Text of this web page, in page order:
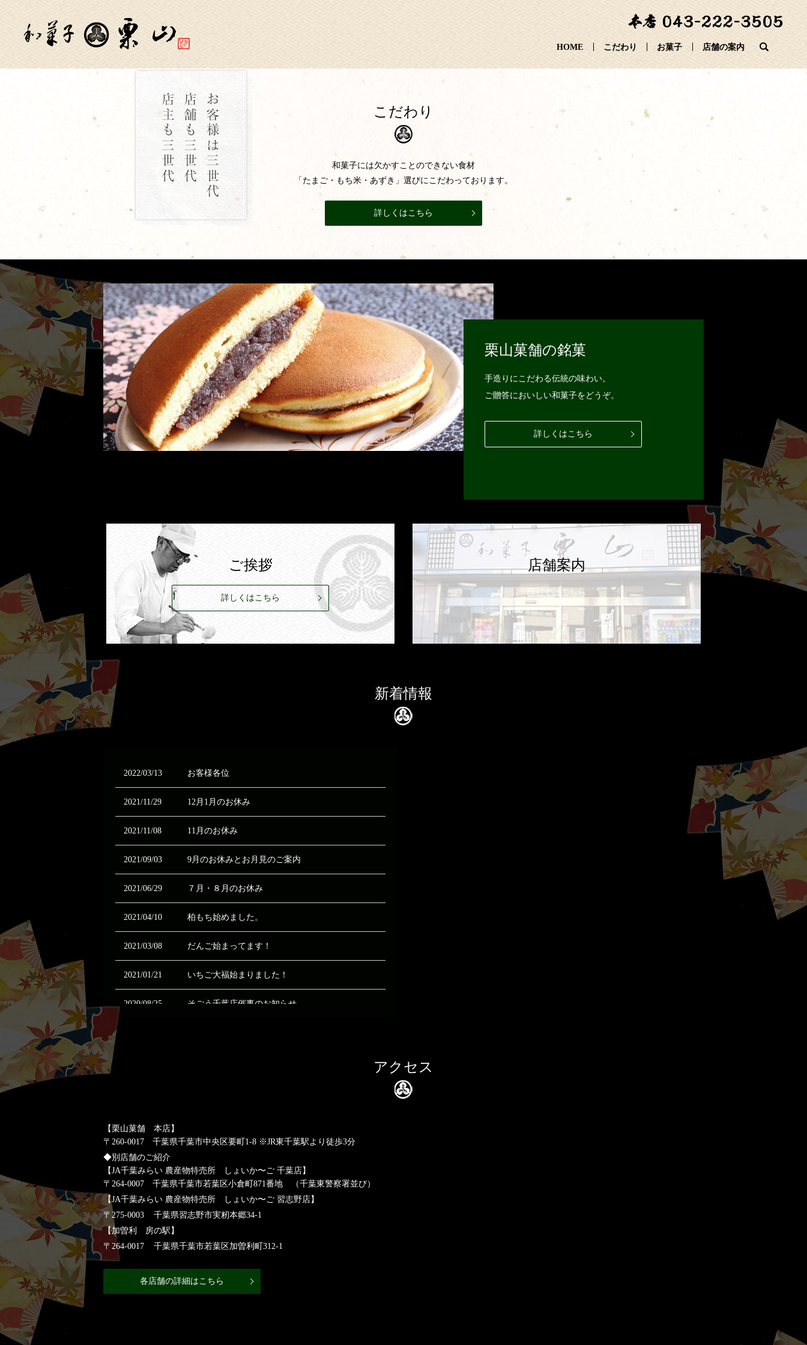
HOME こだわり お菓子 店舗の案内
こだわり
和菓子には欠かすことのできない食材
「たまご・もち米・あずき」選びにこだわっております。
詳しくはこちら
栗山菓舗の銘菓
手造りにこだわる伝統の味わい。
ご贈答においしい和菓子をどうぞ。
詳しくはこちら
ご挨拶
詳しくはこちら
店舗案内
詳しくはこちら
新着情報
2022/03/13 お客様各位
2021/11/29 12月1月のお休み
2021/11/08 11月のお休み
2021/09/03 9月のお休みとお月見のご案内
2021/06/29 ７月・８月のお休み
2021/04/10 柏もち始めました。
2021/03/08 だんご始まってます！
2021/01/21 いちご大福始まりました！
2020/08/25 そごう千葉店催事のお知らせ
アクセス
【栗山菓舗 本店】
〒260-0017 千葉県千葉市中央区要町1-8 ※JR東千葉駅より徒歩3分
◆別店舗のご紹介
【JA千葉みらい 農産物特売所 しょいか〜ご 千葉店】
〒264-0007 千葉県千葉市若葉区小倉町871番地 （千葉東警察署並び）
【JA千葉みらい 農産物特売所 しょいか〜ご 習志野店】
〒275-0003 千葉県習志野市実籾本郷34-1
【加曽利 房の駅】
〒264-0017 千葉県千葉市若葉区加曽利町312-1
各店舗の詳細はこちら